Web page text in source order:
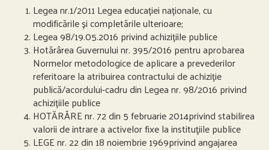
Legea nr.1/2011 Legea educației naționale, cu
modificările și completările ulterioare;
Legea 98/19.05.2016 privind achizițiile publice
Hotărârea Guvernului nr. 395/2016 pentru aprobarea
Normelor metodologice de aplicare a prevederilor
referitoare la atribuirea contractului de achiziție
publică/acordului-cadru din Legea nr. 98/2016 privind
achizițiile publice
HOTĂRÂRE nr. 72 din 5 februarie 2014privind stabilirea
valorii de intrare a activelor fixe la instituţiile publice
LEGE nr. 22 din 18 noiembrie 1969privind angajarea